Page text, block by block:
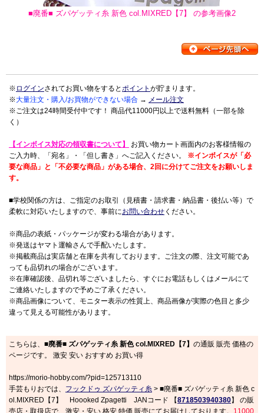
■廃番■ ズパゲッティ糸 新色 col.MIXRED【7】 の参考画像2
※ ログインされてお買い物をするとポイント が貯まります。
※大量注文・購入/お買物ができない場合 → メール注文
※ご注文は24時間受付中です！ 商品代11000円以上で送料無料（一部を除
く）
【インボイス対応の領収書について】
お買い物カート画面内のお客様情報の
ご入力時、「宛名」・「但し書き」へご記入ください。 ※インボイスが「必
要な商品」と「不必要な商品」がある場合、2回に分けてご注文をお願いしま
す。
■学校関係の方は、ご指定のお取引（見積書・請求書・納品書・後払い等）で
柔軟に対応いたしますので、事前にお問い合わせ ください。
※商品の表紙・パッケージが変わる場合があります。
※発送はヤマト運輸さんで手配いたします。
※掲載商品は実店舗と在庫を共有しております。ご注文の際、注文可能であ
っても品切れの場合がございます。
※在庫確認後、品切れ等ございましたら、すぐにお電話もしくはメールにて
ご連絡いたしますので予めご了承ください。
※商品画像について、モニター表示の性質上、商品画像が実際の色目と多少
違って見える可能性があります。
こちらは、 ■廃番■ ズパゲッティ糸 新色 col.MIXRED【7】 の通販 販売 価格の
ページです。 激安 安い おすすめ お買い得
https://morio-hobby.com/?pid=125713110
手芸もりおでは、 フックドゥ ズパゲッティ糸 > ■廃番■ ズパゲッティ糸 新色 c
ol.MIXRED【7】 Hoooked Zpagetti JANコード 【8718503940380】 の販
売店・取扱店で、激安・安い 格安 特価 販売にてお届けしております。 11000